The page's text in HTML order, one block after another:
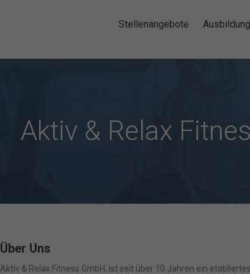
Stellenangebote Ausbildung
Aktiv & Relax
Über Uns
Aktiv & Relax Fitness GmbH, ist seit über 10 Jahren ein